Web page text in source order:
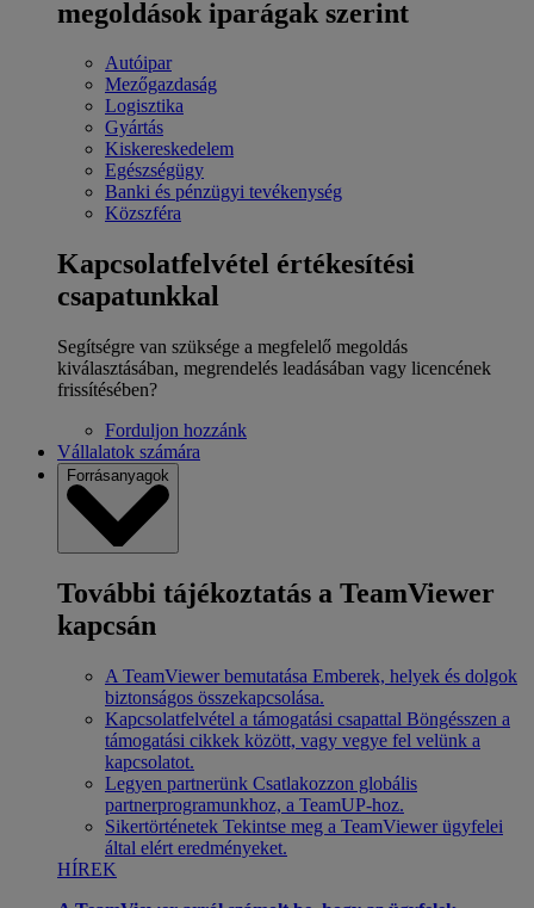
megoldások iparágak szerint
Autóipar
Mezőgazdaság
Logisztika
Gyártás
Kiskereskedelem
Egészségügy
Banki és pénzügyi tevékenység
Közszféra
Kapcsolatfelvétel értékesítési
csapatunkkal
Segítségre van szüksége a megfelelő megoldás
kiválasztásában, megrendelés leadásában vagy licencének
frissítésében?
Forduljon hozzánk
Vállalatok számára
Forrásanyagok
További tájékoztatás a TeamViewer
kapcsán
A TeamViewer bemutatása Emberek, helyek és dolgok
biztonságos összekapcsolása.
Kapcsolatfelvétel a támogatási csapattal Böngésszen a
támogatási cikkek között, vagy vegye fel velünk a
kapcsolatot.
Legyen partnerünk Csatlakozzon globális
partnerprogramunkhoz, a TeamUP-hoz.
Sikertörténetek Tekintse meg a TeamViewer ügyfelei
által elért eredményeket.
HÍREK